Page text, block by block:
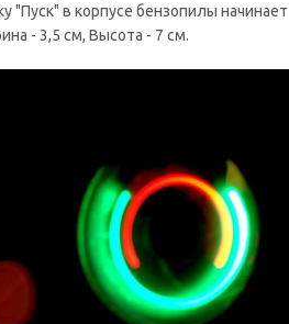
"Пуск" в корпусе бензопилы
- 3,5 см, Высота - 7 см.